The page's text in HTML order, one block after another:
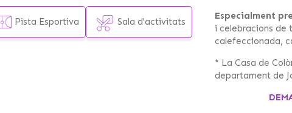
Pista Esportiva Sala d'activitats
Especialment
i celebracions de
calefeccionada,
* La Casa de
departament de